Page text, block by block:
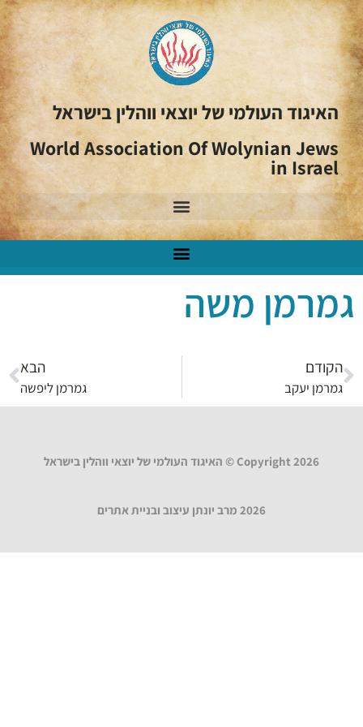
האיגוד העולמי של יוצאי ווהלין בישראל
World Association Of Wolynian Jews
in Israel
גמרמן משה
הקודם
גמרמן יעקב
הבא
גמרמן ליפשה
Copyright 2026 © האיגוד העולמי של יוצאי ווהלין בישראל
2026 מרב יונתן עיצוב ובניית אתרים